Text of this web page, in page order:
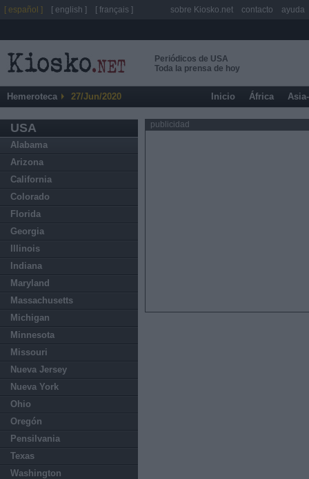
Periódicos de USA
Toda la prensa de hoy
Hemeroteca 27/Jun/2020 Inicio África
USA
Alabama
Arizona
California
Colorado
Florida
Georgia
Illinois
Indiana
Maryland
Massachusetts
Michigan
Minnesota
Missouri
Nueva Jersey
Nueva York
Ohio
Oregón
Pensilvania
Texas
Washington
publicidad
[ español ] [ english ] [ français ] sobre Kiosko.net contacto ayuda